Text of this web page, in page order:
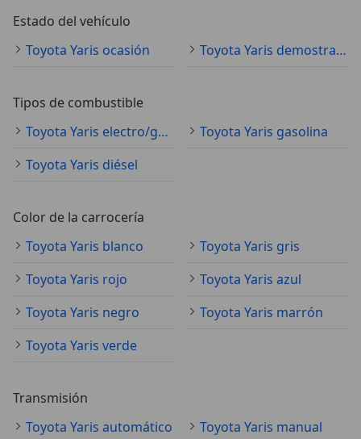
Estado del vehículo
Toyota Yaris ocasión
Toyota Yaris demostración
Tipos de combustible
Toyota Yaris electro/gasolina
Toyota Yaris gasolina
Toyota Yaris diésel
Color de la carrocería
Toyota Yaris blanco
Toyota Yaris gris
Toyota Yaris rojo
Toyota Yaris azul
Toyota Yaris negro
Toyota Yaris marrón
Toyota Yaris verde
Transmisión
Toyota Yaris automático
Toyota Yaris manual